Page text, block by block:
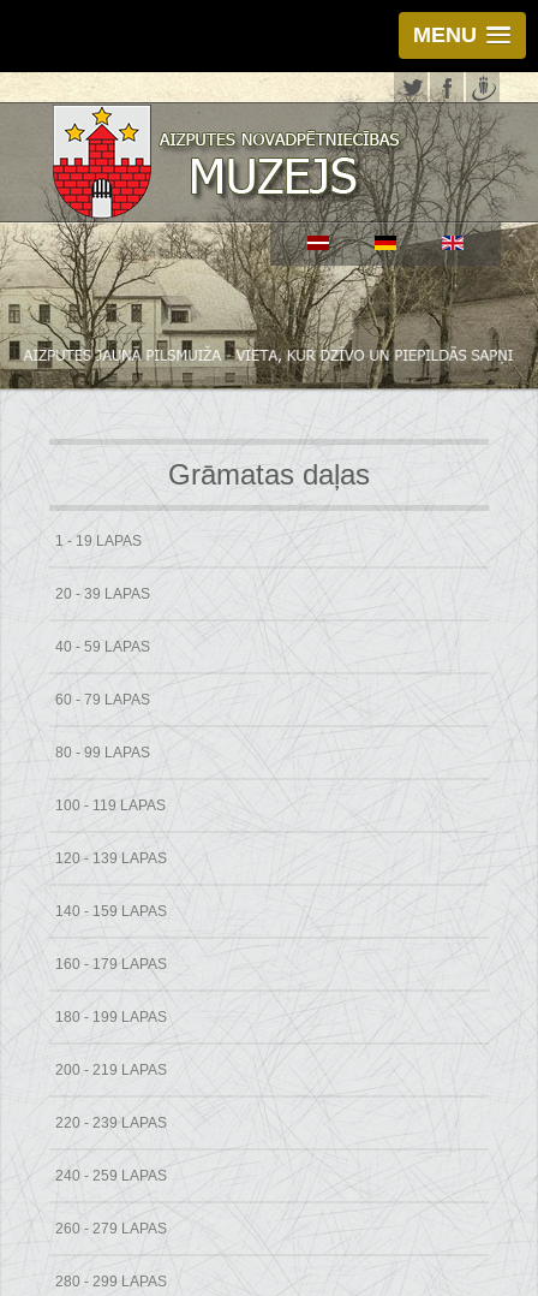
MENU
Grāmatas daļas
1 - 19 LAPAS
20 - 39 LAPAS
40 - 59 LAPAS
60 - 79 LAPAS
80 - 99 LAPAS
100 - 119 LAPAS
120 - 139 LAPAS
140 - 159 LAPAS
160 - 179 LAPAS
180 - 199 LAPAS
200 - 219 LAPAS
220 - 239 LAPAS
240 - 259 LAPAS
260 - 279 LAPAS
280 - 299 LAPAS